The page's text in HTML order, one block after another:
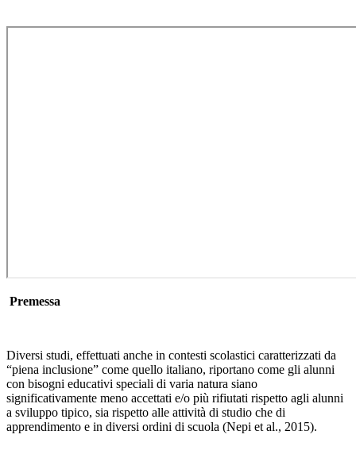
Premessa
Diversi studi, effettuati anche in contesti scolastici caratterizzati da
“piena inclusione” come quello italiano, riportano come gli alunni
con bisogni educativi speciali di varia natura siano
significativamente meno accettati e/o più rifiutati rispetto agli alunni
a sviluppo tipico, sia rispetto alle attività di studio che di
apprendimento e in diversi ordini di scuola (Nepi et al., 2015).